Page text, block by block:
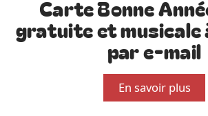
Carte Bonne
gratuite et musicale
par e-mail
En savoir plus